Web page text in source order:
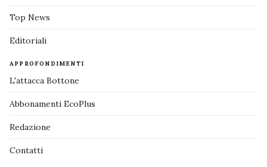
Top News
Editoriali
APPROFONDIMENTI
L'attacca Bottone
Abbonamenti EcoPlus
Redazione
Contatti